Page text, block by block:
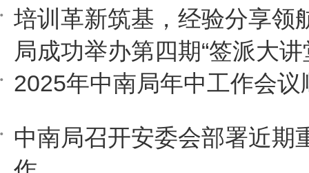
培训革新筑基，经验分享
局成功举办第四期“签派大讲
2025年中南局年中工作会议
中南局召开安委会部署近期